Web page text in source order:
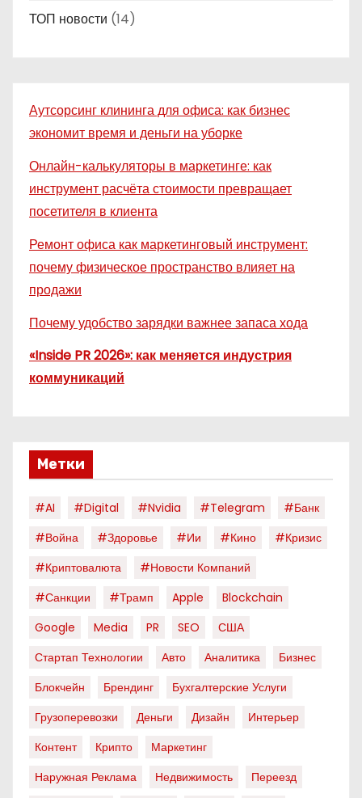
ТОП новости (14)
Аутсорсинг клининга для офиса: как бизнес
экономит время и деньги на уборке
Онлайн-калькуляторы в маркетинге: как
инструмент расчёта стоимости превращает
посетителя в клиента
Ремонт офиса как маркетинговый инструмент:
почему физическое пространство влияет на
продажи
Почему удобство зарядки важнее запаса хода
«Inside PR 2026»: как меняется индустрия
коммуникаций
Метки
#AI #digital #nvidia #telegram
#банк
#война
#здоровье #ии #кино
#кризис
#криптовалюта
#новости Компаний
#санкции
#трамп Apple
Blockchain
Google
Media PR SEO
США
Стартап Технологии
Авто Аналитика
Бизнес
Блокчейн
Брендинг
Бухгалтерские Услуги
Грузоперевозки
Деньги Дизайн
Интерьер
Контент
Крипто
Маркетинг
Наружная Реклама
Недвижимость
Переезд